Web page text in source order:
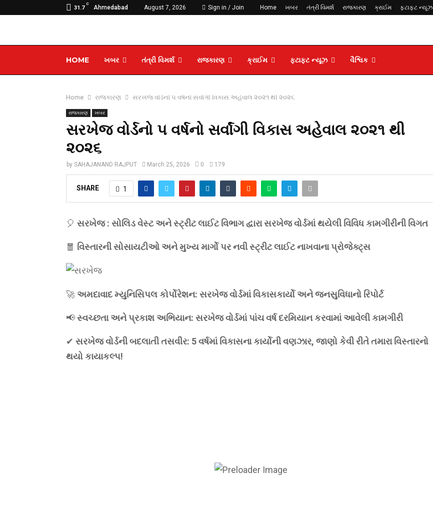
31.7
C
Ahmedabad August 7, 2026 Sign in / Join Home ખબર તંત્રી વિમર્શ રાજકારણ ક્રાઈમ ફટાફટ ન્યૂઝ
HOME ખબર તંત્રી વિમર્શ રાજકારણ ક્રાઈમ ફટાફટ ન્યૂઝ વૈશ્વિક
Home રાજકારણ સરખેજ વોર્ડનો ૫ વર્ષનો સર્વાંગી વિકાસ અહેવાલ ૨૦૨૧ થી ૨૦૨૬
રાજકારણ ખબર
સરખેજ વોર્ડનો ૫ વર્ષનો સર્વાંગી વિકાસ અહેવાલ ૨૦૨૧ થી
૨૦૨૬
by SAHAJANAND RAJPUT March 25, 2026 0 179
SHARE 1
🎈 સરખેજ : સોલિડ વેસ્ટ અને સ્ટ્રીટ લાઈટ વિભાગ દ્વારા સરખેજ વોર્ડમાં થયેલી વિવિધ કામગીરીની વિગત
🧧 વિસ્તારની સોસાયટીઓ અને મુખ્ય માર્ગો પર નવી સ્ટ્રીટ લાઈટ નાખવાના પ્રોજેક્ટ્સ
🚀અમદાવાદ મ્યુનિસિપલ કોર્પોરેશન: સરખેજ વોર્ડમાં વિકાસકાર્યો અને જનસુવિધાનો રિપોર્ટ
📢સ્વચ્છતા અને પ્રકાશ અભિયાન: સરખેજ વોર્ડમાં પાંચ વર્ષ દરમિયાન કરવામાં આવેલી કામગીરી
✔ સરખેજ વોર્ડની બદલાતી તસવીર: 5 વર્ષમાં વિકાસના કાર્યોની વણઝાર, જાણો કેવી રીતે તમારા વિસ્તારનો
થયો કાયાકલ્પ!